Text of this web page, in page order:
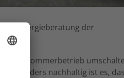
die Energieberatung der
auf Sommerbetrieb
Besonders nachhaltig ist es, das